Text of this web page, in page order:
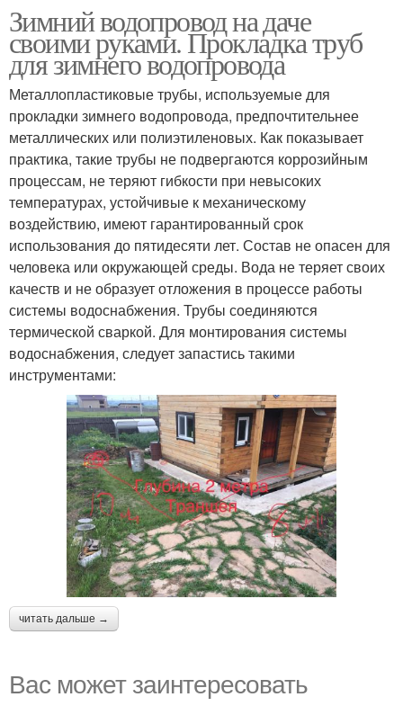
Утеплитель для
водопроводных труб
Зимний водопровод на даче
своими руками. Прокладка труб
для зимнего водопровода
Металлопластиковые трубы, используемые для
прокладки зимнего водопровода, предпочтительнее
металлических или полиэтиленовых. Как показывает
практика, такие трубы не подвергаются коррозийным
процессам, не теряют гибкости при невысоких
температурах, устойчивые к механическому
воздействию, имеют гарантированный срок
использования до пятидесяти лет. Состав не опасен для
человека или окружающей среды. Вода не теряет своих
качеств и не образует отложения в процессе работы
системы водоснабжения. Трубы соединяются
термической сваркой. Для монтирования системы
водоснабжения, следует запастись такими
инструментами:
читать дальше →
Вас может заинтересовать